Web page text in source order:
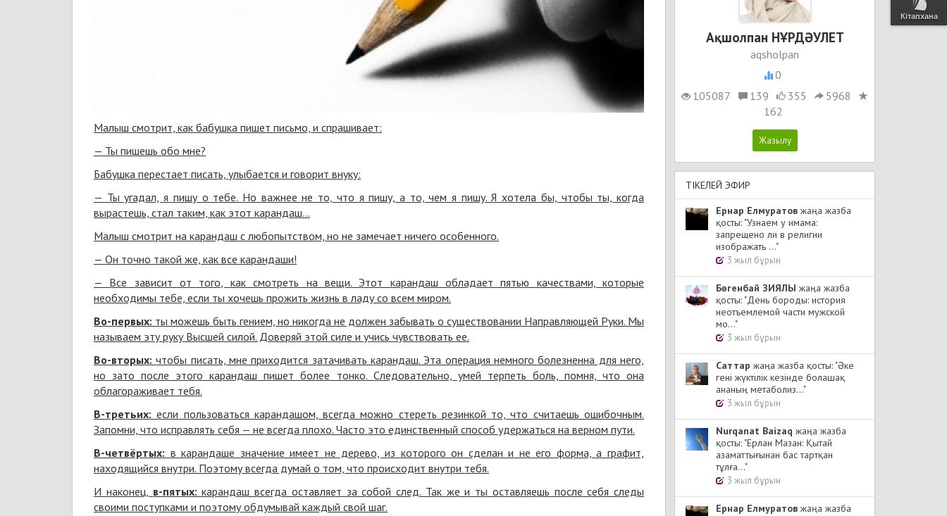
Кітапхана
Малыш смотрит, как бабушка пишет письмо, и спрашивает:
— Ты пишешь обо мне?
Бабушка перестает писать, улыбается и говорит внуку:
— Ты угадал, я пишу о тебе. Но важнее не то, что я пишу, а то, чем я пишу. Я хотела бы, чтобы ты, когда
вырастешь, стал таким, как этот карандаш…
Малыш смотрит на карандаш с любопытством, но не замечает ничего особенного.
— Он точно такой же, как все карандаши!
— Все зависит от того, как смотреть на вещи. Этот карандаш обладает пятью качествами, которые
необходимы тебе, если ты хочешь прожить жизнь в ладу со всем миром.
Во-первых: ты можешь быть гением, но никогда не должен забывать о существовании Направляющей Руки. Мы
называем эту руку Высшей силой. Доверяй этой силе и учись чувствовать ее.
Во-вторых: чтобы писать, мне приходится затачивать карандаш. Эта операция немного болезненна для него,
но зато после этого карандаш пишет более тонко. Следовательно, умей терпеть боль, помня, что она
облагораживает тебя.
В-третьих: если пользоваться карандашом, всегда можно стереть резинкой то, что считаешь ошибочным.
Запомни, что исправлять себя — не всегда плохо. Часто это единственный способ удержаться на верном пути.
В-четвёртых: в карандаше значение имеет не дерево, из которого он сделан и не его форма, а графит,
находящийся внутри. Поэтому всегда думай о том, что происходит внутри тебя.
И наконец, в-пятых: карандаш всегда оставляет за собой след. Так же и ты оставляешь после себя следы
своими поступками и поэтому обдумывай каждый свой шаг.
Ақшолпан НҰРДӘУЛЕТ
aqsholpan
0
105087
139 355
5968
162
ТІКЕЛЕЙ ЭФИР
Ернар Елмуратов жаңа жазба
қосты: "Узнаем у имама:
запрещено ли в религии
изображать ..."
3 жыл бұрын
Бөгенбай ЗИЯЛЫ жаңа жазба
қосты: "День бороды: история
неотъемлемой части мужской
мо..."
3 жыл бұрын
Cаттар жаңа жазба қосты: "Әке
гені жүктілік кезінде болашақ
ананың метаболиз..."
3 жыл бұрын
Nurqanat Baizaq жаңа жазба
қосты: "Ерлан Мазан: Қытай
азаматтығынан бас тартқан
тұлға..."
3 жыл бұрын
Ернар Елмуратов жаңа жазба